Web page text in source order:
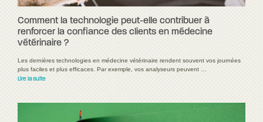
Comment la technologie peut-elle contribuer à
renforcer la confiance des clients en médecine
vétérinaire ?
Les dernières technologies en médecine vétérinaire rendent souvent vos journées
plus faciles et plus efficaces. Par exemple, vos analyseurs peuvent …
Lire la suite